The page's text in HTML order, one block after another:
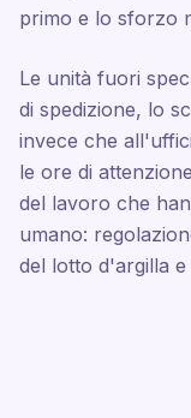
primo e lo sforzo
Le unità fuori
di spedizione, lo
invece che
le ore di
del lavoro che
umano:
del lotto d'argilla